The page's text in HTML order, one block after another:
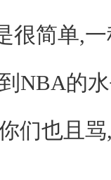
很简单,
NBA的
们也且